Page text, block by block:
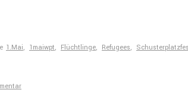
1.Mai, 1maiwpt, Flüchtlinge, Refugees,